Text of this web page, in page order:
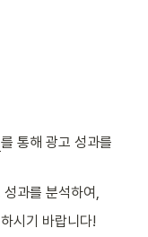
를 통해 광고 성과를
과를 분석하여,
시기 바랍니다!